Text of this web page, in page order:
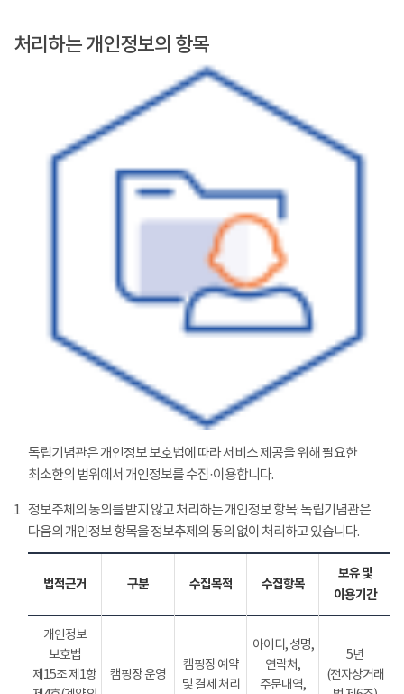
처리하는 개인정보의 항목
독립기념관은 개인정보 보호법에 따라 서비스 제공을 위해 필요한
최소한의 범위에서 개인정보를 수집·이용합니다.
1 정보주체의 동의를 받지 않고 처리하는 개인정보 항목: 독립기념관은
다음의 개인정보 항목을 정보추제의 동의 없이 처리하고 있습니다.
법적근거 구분 수집목적 수집항목
보유 및
이용기간
개인정보
보호법
제15조 제1항
캠핑장 운영
캠핑장 예약
및 결제 처리
아이디, 성명,
연락처,
주문내역,
5년
(전자상거래